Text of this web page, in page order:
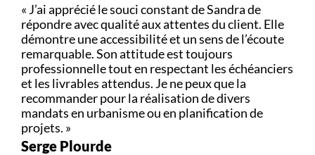
« J’ai apprécié le souci constant de Sandra de
répondre avec qualité aux attentes du client. Elle
démontre une accessibilité et un sens de l’écoute
remarquable. Son attitude est toujours
professionnelle tout en respectant les échéanciers
et les livrables attendus. Je ne peux que la
recommander pour la réalisation de divers
mandats en urbanisme ou en planification de
projets. »
Serge Plourde